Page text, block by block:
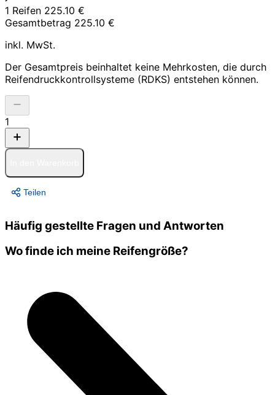
1 Reifen 225.10 €
Gesamtbetrag 225.10 €
inkl. MwSt.
Der Gesamtpreis beinhaltet keine Mehrkosten, die durch
Reifendruckkontrollsysteme (RDKS) entstehen können.
1
Teilen
Häufig gestellte Fragen und Antworten
Wo finde ich meine Reifengröße?